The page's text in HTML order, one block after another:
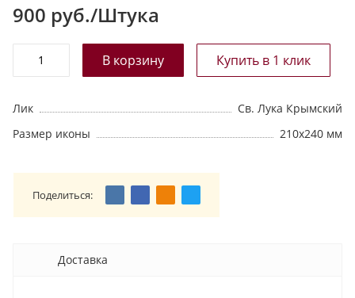
900 руб./Штука
Лик
Св. Лука Крымский
Размер иконы
210х240 мм
Поделиться:
Доставка